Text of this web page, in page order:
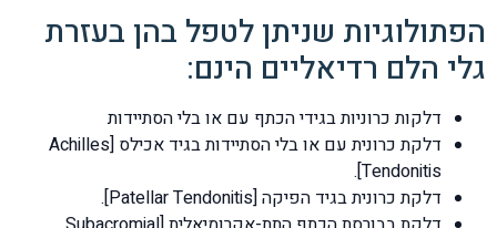
הפתולוגיות שניתן לטפל בהן בעזרת
גלי הלם רדיאליים הינם:
דלקות כרוניות בגידי הכתף עם או בלי הסתיידות
דלקת כרונית עם או בלי הסתיידות בגיד אכילס [Achilles
Tendonitis].
דלקת כרונית בגיד הפיקה [Patellar Tendonitis].